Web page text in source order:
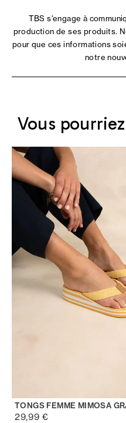
TBS s'engage à
production de ses produits.
pour que ces informations
notre
Vous
TONGS FEMME MIMOSA
29,99 €